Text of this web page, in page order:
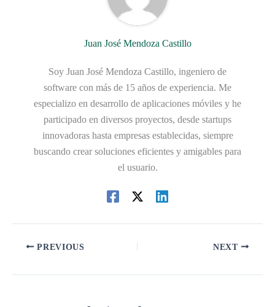
Juan José Mendoza Castillo
Soy Juan José Mendoza Castillo, ingeniero de
software con más de 15 años de experiencia. Me
especializo en desarrollo de aplicaciones móviles y he
participado en diversos proyectos, desde startups
innovadoras hasta empresas establecidas, siempre
buscando crear soluciones eficientes y amigables para
el usuario.
PREVIOUS NEXT